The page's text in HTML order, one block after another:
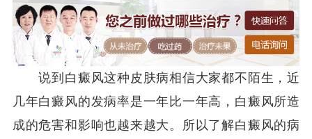
说到白癜风这种皮肤病相信大家都不陌生，近
几年白癜风的发病率是一年比一年高，白癜风所造
成的危害和影响也越来越大。所以了解白癜风的病